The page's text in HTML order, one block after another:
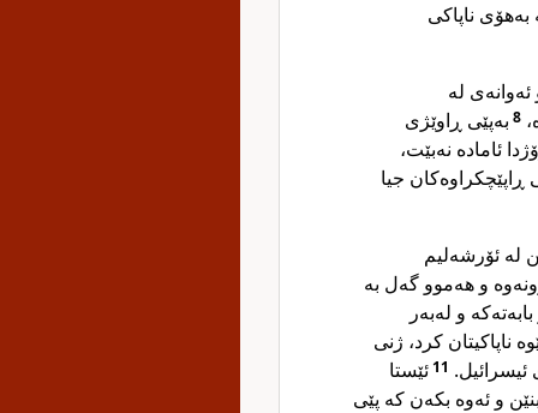
ناپاکی
ئەوانەی لە
8 بەپێی ڕاوێژی
ئامادە نەبێت،
جیا
لە ئۆرشەلیم
و هەموو گەل بە
و لەبەر
ناپاکیتان کرد، ژنی
ئیسرائیل. 11ئێستا
بنێن و ئەوە بکەن کە پێی